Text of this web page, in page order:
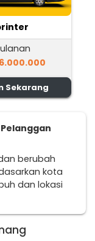
Sekarang
berubah
kota
dan lokasi